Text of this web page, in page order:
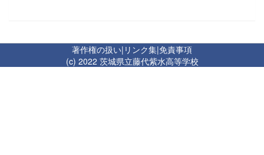
著作権の扱い| リンク集|免責事項
(c) 2022 茨城県立藤代紫水高等学校